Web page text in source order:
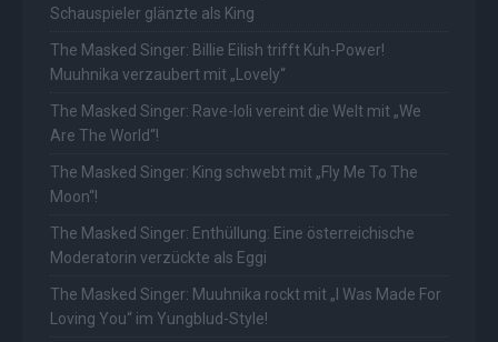
Schauspieler glänzte als King
The Masked Singer: Billie Eilish trifft Kuh-Power!
Muuhnika verzaubert mit „Lovely“
The Masked Singer: Rave-Ioli vereint die Welt mit „We
Are The World“!
The Masked Singer: King schwebt mit „Fly Me To The
Moon“!
The Masked Singer: Enthüllung: Eine österreichische
Moderatorin verzückte als Eggi
The Masked Singer: Muuhnika rockt mit „I Was Made For
Loving You“ im Yungblud-Style!